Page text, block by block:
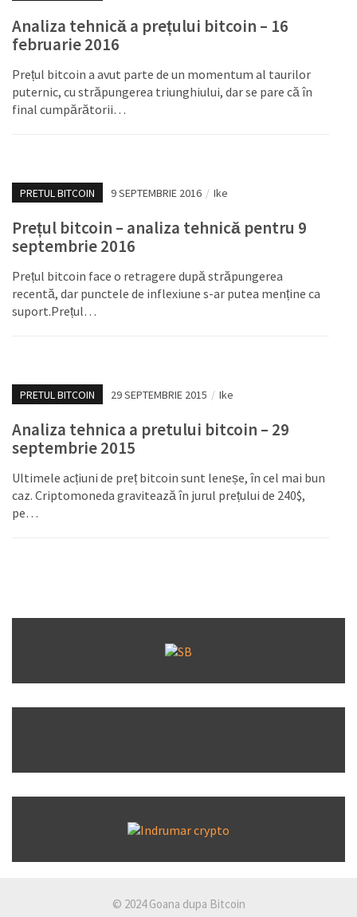
Analiza tehnică a prețului bitcoin – 16
februarie 2016
Prețul bitcoin a avut parte de un momentum al taurilor
puternic, cu străpungerea triunghiului, dar se pare că în
final cumpărătorii…
PRETUL BITCOIN 9 SEPTEMBRIE 2016 / Ike
Prețul bitcoin – analiza tehnică pentru 9
septembrie 2016
Prețul bitcoin face o retragere după străpungerea
recentă, dar punctele de inflexiune s-ar putea menține ca
suport.Prețul…
PRETUL BITCOIN 29 SEPTEMBRIE 2015 / Ike
Analiza tehnica a pretului bitcoin – 29
septembrie 2015
Ultimele acțiuni de preț bitcoin sunt leneșe, în cel mai bun
caz. Criptomoneda gravitează în jurul prețului de 240$,
pe…
© 2024 Goana dupa Bitcoin